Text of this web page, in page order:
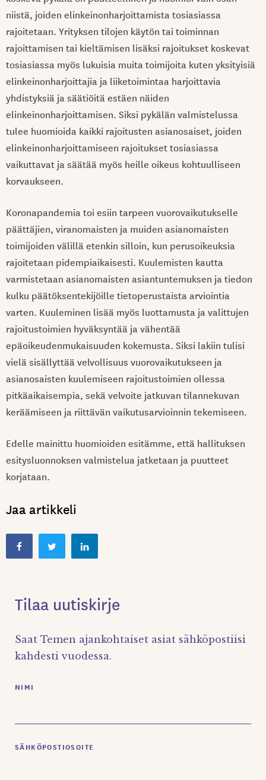
niistä, joiden elinkeinonharjoittamista tosiasiassa
rajoitetaan. Yrityksen tilojen käytön tai toiminnan
rajoittamisen tai kieltämisen lisäksi rajoitukset koskevat
tosiasiassa myös lukuisia muita toimijoita kuten yksityisiä
elinkeinonharjoittajia ja liiketoimintaa harjoittavia
yhdistyksiä ja säätiöitä estäen näiden
elinkeinonharjoittamisen. Siksi pykälän valmistelussa
tulee huomioida kaikki rajoitusten asianosaiset, joiden
elinkeinonharjoittamiseen rajoitukset tosiasiassa
vaikuttavat ja säätää myös heille oikeus kohtuulliseen
korvaukseen.
Koronapandemia toi esiin tarpeen vuorovaikutukselle
päättäjien, viranomaisten ja muiden asianomaisten
toimijoiden välillä etenkin silloin, kun perusoikeuksia
rajoitetaan pidempiaikaisesti. Kuulemisten kautta
varmistetaan asianomaisten asiantuntemuksen ja tiedon
kulku päätöksentekijöille tietoperustaista arviointia
varten. Kuuleminen lisää myös luottamusta ja valittujen
rajoitustoimien hyväksyntää ja vähentää
epäoikeudenmukaisuuden kokemusta. Siksi lakiin tulisi
vielä sisällyttää velvollisuus vuorovaikutukseen ja
asianosaisten kuulemiseen rajoitustoimien ollessa
pitkäaikaisempia, sekä velvoite jatkuvan tilannekuvan
keräämiseen ja riittävän vaikutusarvioinnin tekemiseen.
Edelle mainittu huomioiden esitämme, että hallituksen
esitysluonnoksen valmistelua jatketaan ja puutteet
korjataan.
Jaa artikkeli
Tilaa uutiskirje
Saat Temen ajankohtaiset asiat sähköpostiisi
kahdesti vuodessa.
NIMI
SÄHKÖPOSTIOSOITE